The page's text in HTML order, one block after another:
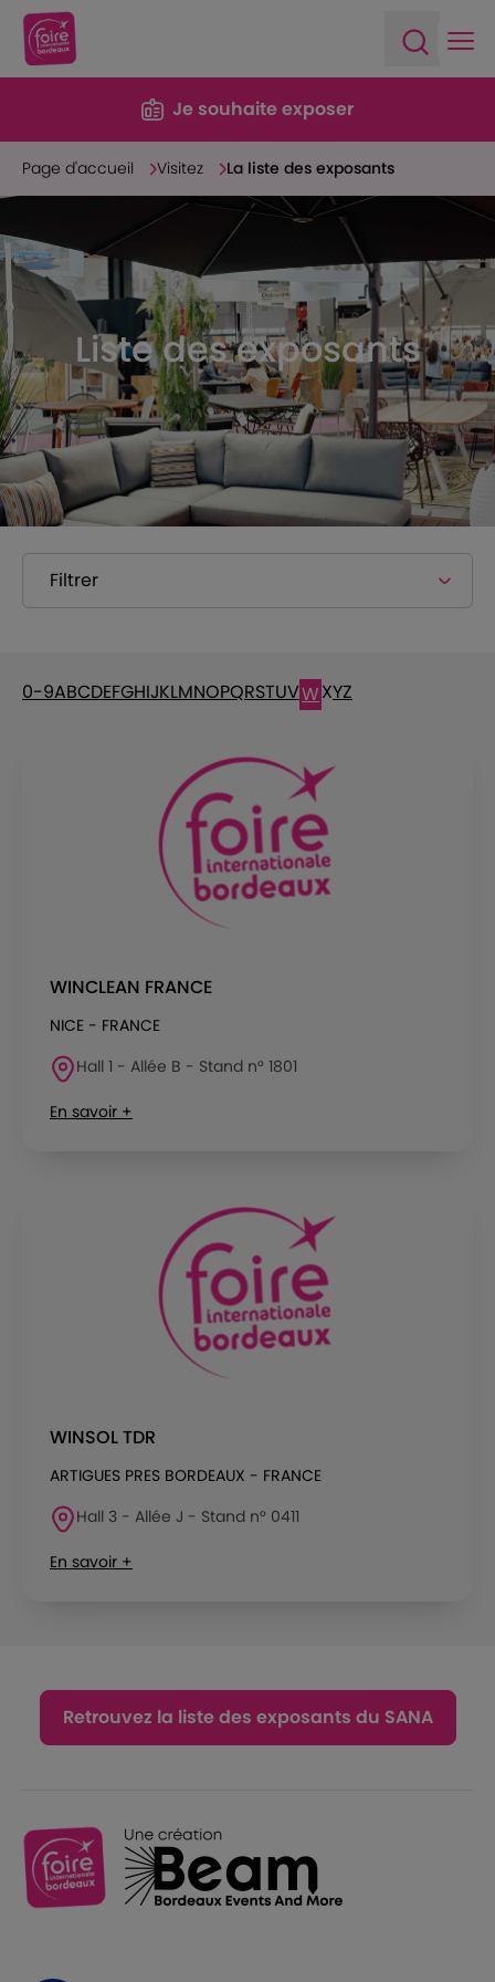
Je souhaite exposer
Page d'accueil Visitez La liste des exposants
Liste des exposants
Filtrer
0-9ABCDEFGHIJKLMNOPQRSTUVWXYZ
WINCLEAN FRANCE
NICE - FRANCE
Hall 1 - Allée B - Stand n° 1801
En savoir +
WINSOL TDR
ARTIGUES PRES BORDEAUX - FRANCE
Hall 3 - Allée J - Stand n° 0411
En savoir +
Retrouvez la liste des exposants du SANA